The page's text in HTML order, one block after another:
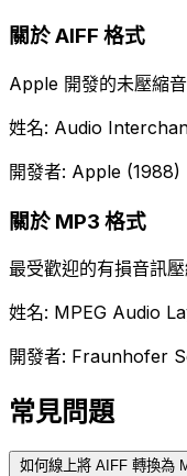
關於 AIFF 格式
Apple 開發的未壓縮
姓名: Audio
開發者: Apple (1988)
關於 MP3 格式
最受歡迎的有損音訊
姓名: MPEG Audio
開發者: Fraunhofer
常見問題
如何線上將 AIFF 轉換為